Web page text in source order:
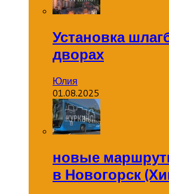
Установка
дворах
Юлия
01.08.2025
новые
в Новогорск